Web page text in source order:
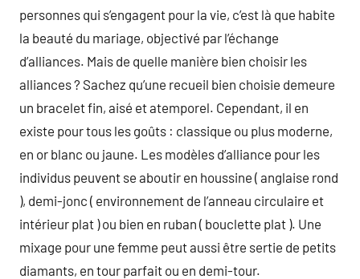
personnes qui s’engagent pour la vie, c’est là que habite
la beauté du mariage, objectivé par l’échange
d’alliances. Mais de quelle manière bien choisir les
alliances ? Sachez qu’une recueil bien choisie demeure
un bracelet fin, aisé et atemporel. Cependant, il en
existe pour tous les goûts : classique ou plus moderne,
en or blanc ou jaune. Les modèles d’alliance pour les
individus peuvent se aboutir en houssine ( anglaise rond
), demi-jonc ( environnement de l’anneau circulaire et
intérieur plat ) ou bien en ruban ( bouclette plat ). Une
mixage pour une femme peut aussi être sertie de petits
diamants, en tour parfait ou en demi-tour.